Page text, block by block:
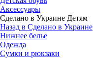
Аксессуары
Сделано в Украине Детям
Назад в Сделано в Украине
Нижнее белье
Одежда
Сумки и рюкзаки